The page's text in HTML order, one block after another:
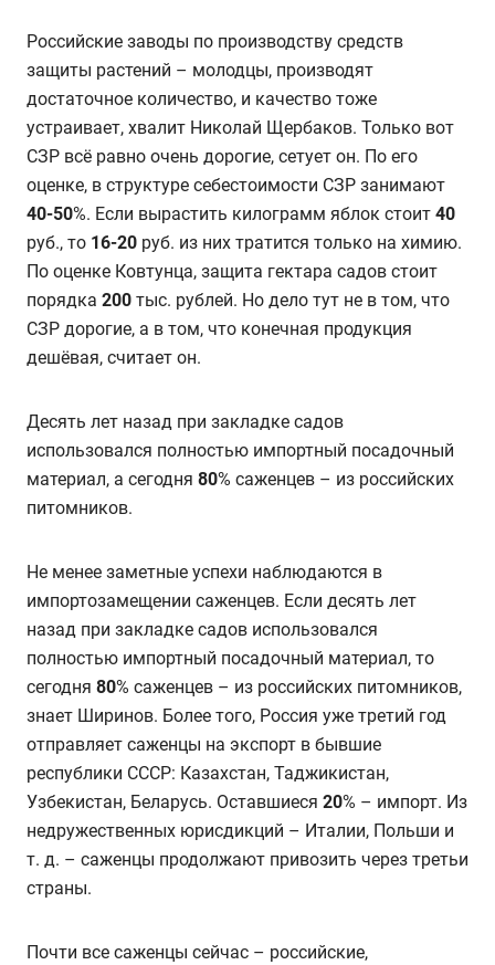
Российские заводы по производству средств
защиты растений – молодцы, производят
достаточное количество, и качество тоже
устраивает, хвалит Николай Щербаков. Только вот
СЗР всё равно очень дорогие, сетует он. По его
оценке, в структуре себестоимости СЗР занимают
40-50%. Если вырастить килограмм яблок стоит 40
руб., то 16-20 руб. из них тратится только на химию.
По оценке Ковтунца, защита гектара садов стоит
порядка 200 тыс. рублей. Но дело тут не в том, что
СЗР дорогие, а в том, что конечная продукция
дешёвая, считает он.
Десять лет назад при закладке садов
использовался полностью импортный посадочный
материал, а сегодня 80% саженцев – из российских
питомников.
Не менее заметные успехи наблюдаются в
импортозамещении саженцев. Если десять лет
назад при закладке садов использовался
полностью импортный посадочный материал, то
сегодня 80% саженцев – из российских питомников,
знает Ширинов. Более того, Россия уже третий год
отправляет саженцы на экспорт в бывшие
республики СССР: Казахстан, Таджикистан,
Узбекистан, Беларусь. Оставшиеся 20% – импорт. Из
недружественных юрисдикций – Италии, Польши и
т. д. – саженцы продолжают привозить через третьи
страны.
Почти все саженцы сейчас – российские,